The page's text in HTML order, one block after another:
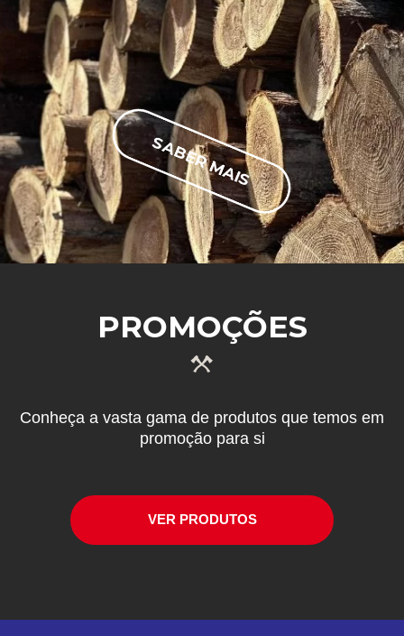
SABER MAIS
PROMOÇÕES
Conheça a vasta gama de produtos que temos em
promoção para si
VER PRODUTOS